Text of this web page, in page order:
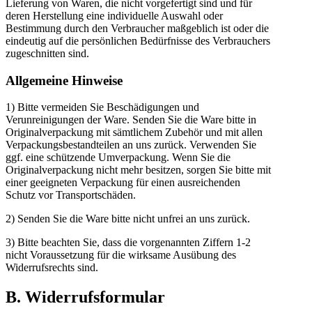
Lieferung von Waren, die nicht vorgefertigt sind und für
deren Herstellung eine individuelle Auswahl oder
Bestimmung durch den Verbraucher maßgeblich ist oder die
eindeutig auf die persönlichen Bedürfnisse des Verbrauchers
zugeschnitten sind.
Allgemeine Hinweise
1) Bitte vermeiden Sie Beschädigungen und
Verunreinigungen der Ware. Senden Sie die Ware bitte in
Originalverpackung mit sämtlichem Zubehör und mit allen
Verpackungsbestandteilen an uns zurück. Verwenden Sie
ggf. eine schützende Umverpackung. Wenn Sie die
Originalverpackung nicht mehr besitzen, sorgen Sie bitte mit
einer geeigneten Verpackung für einen ausreichenden
Schutz vor Transportschäden.
2) Senden Sie die Ware bitte nicht unfrei an uns zurück.
3) Bitte beachten Sie, dass die vorgenannten Ziffern 1-2
nicht Voraussetzung für die wirksame Ausübung des
Widerrufsrechts sind.
B. Widerrufsformular